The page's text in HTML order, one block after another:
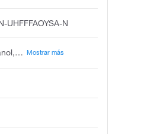
UHFFFAOYSA-N
cyclohexanemethanol, cyclohexylcarbinol, hexahydrobenzyl alcohol, cyclohexanecarbinol, methanol, cyclohexyl, cyclohexylmethyl alcohol, benzyl alcohol, hexahydro, usaf do-49, hydroxymethylcyclohexane, hydroxymethyl cyclohexane Mostrar más